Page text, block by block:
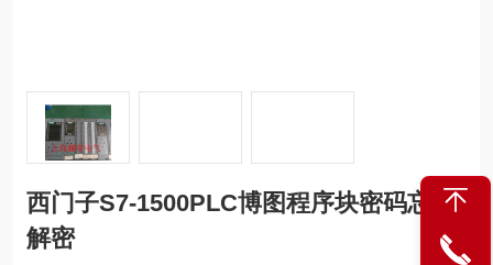
西门子S7-1500PLC博图程序块密码忘记
解密